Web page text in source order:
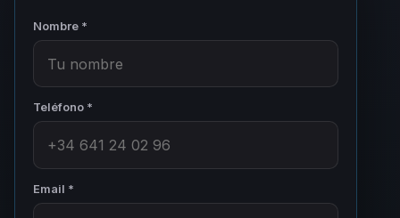
Nombre *
Teléfono *
Email *